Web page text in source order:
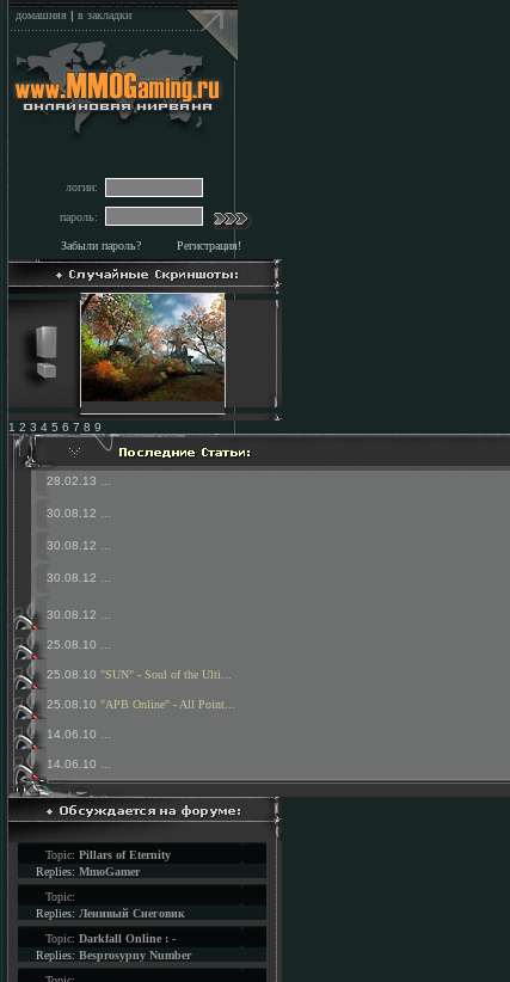
домашняя | в закладки
логин:
пароль:
Забыли пароль? Регистрация!
1 2 3 4 5 6 7 8 9
28.02.13
30.08.12
30.08.12
30.08.12
30.08.12
25.08.10
25.08.10 "SUN" - Soul of the Ulti...
25.08.10 "APB Online" - All Point...
14.06.10
14.06.10
Topic: Pillars of Eternity
Replies: MmoGamer
Topic:
Replies: Ленивый Снеговик
Topic: Darkfall Online : -
Replies: Besprosypny Number